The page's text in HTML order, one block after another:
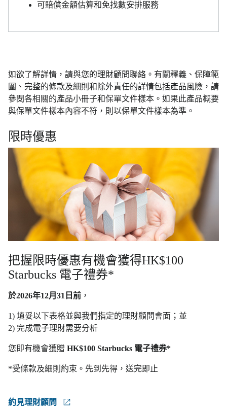
可賠償金額估算和免找數安排服務
如欲了解詳情，請與您的理財顧問聯絡。有關釋義、保障範
圍、完整的條款及細則和除外責任的詳情包括產品風險，請
參閱各相關的產品小冊子和保單文件樣本。如果此產品概要
與保單文件樣本內容不符，則以保單文件樣本為準。
限時優惠
把握限時優惠有機會獲得HK$100
Starbucks 電子禮券*
於2026年12月31日前 ，
1) 填妥以下表格並與我們指定的理財顧問會面；並
2) 完成電子理財需要分析
您即有機會獲贈 HK$100 Starbucks 電子禮券*
*受條款及細則約束。先到先得，送完即止
約見理財顧問